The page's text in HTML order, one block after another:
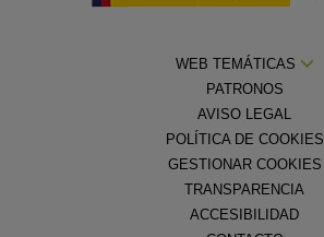
WEB TEMÁTICAS
PATRONOS
AVISO LEGAL
POLÍTICA DE COOKIES
GESTIONAR COOKIES
TRANSPARENCIA
ACCESIBILIDAD